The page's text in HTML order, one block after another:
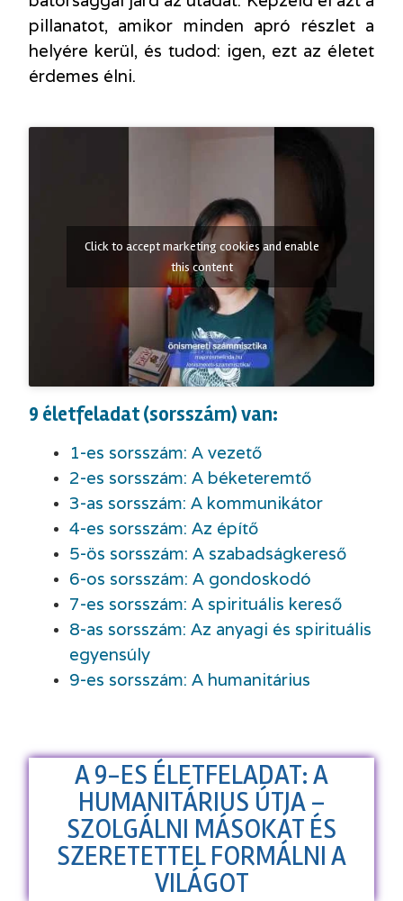
pillanatot, amikor minden apró részlet a
helyére kerül, és tudod: igen, ezt az életet
érdemes élni.
Click to accept marketing cookies and enable
this content
9 életfeladat (sorsszám) van:
1-es sorsszám: A vezető
2-es sorsszám: A béketeremtő
3-as sorsszám: A kommunikátor
4-es sorsszám: Az építő
5-ös sorsszám: A szabadságkereső
6-os sorsszám: A gondoskodó
7-es sorsszám: A spirituális kereső
8-as sorsszám: Az anyagi és spirituális
egyensúly
9-es sorsszám: A humanitárius
A 9-ES ÉLETFELADAT: A
HUMANITÁRIUS ÚTJA –
SZOLGÁLNI MÁSOKAT ÉS
SZERETETTEL FORMÁLNI A
VILÁGOT